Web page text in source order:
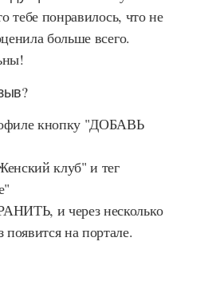
тебе понравилось, что не
больше всего.
кнопку "ДОБАВЬ
клуб" и тег
и через несколько
появится на портале.